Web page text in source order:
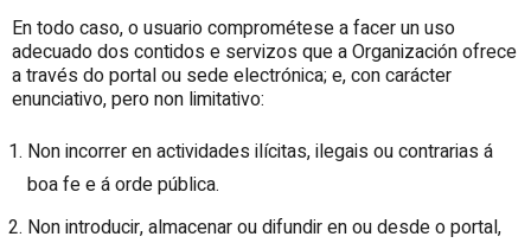
En todo caso, o usuario comprométese a facer un uso
adecuado dos contidos e servizos que a Organización ofrece
a través do portal ou sede electrónica; e, con carácter
enunciativo, pero non limitativo:
Non incorrer en actividades ilícitas, ilegais ou contrarias á
boa fe e á orde pública.
Non introducir, almacenar ou difundir en ou desde o portal,